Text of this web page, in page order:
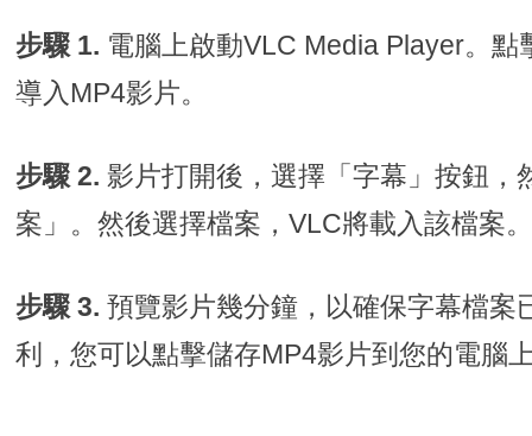
步驟 1. 電腦上啟動VLC Media Player。
導入MP4影片。
步驟 2.影片打開後，選擇「字幕」按鈕，
案」。然後選擇檔案，VLC將載入該檔案
步驟 3.預覽影片幾分鐘，以確保字幕檔案
利，您可以點擊儲存MP4影片到您的電腦